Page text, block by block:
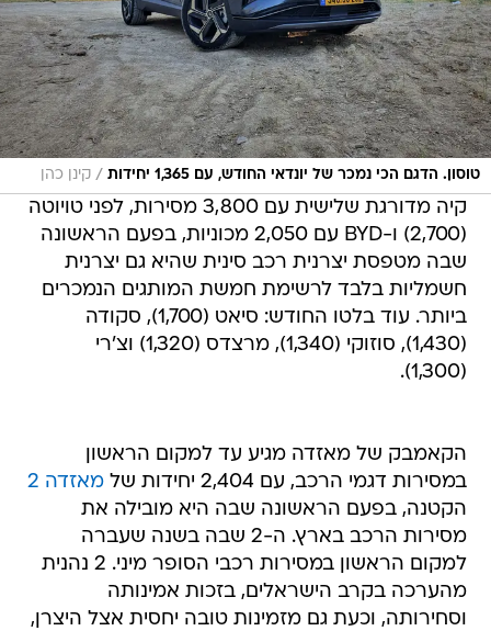
טוסון. הדגם הכי נמכר של יונדאי החודש, עם 1,365 יחידות / קינן כהן
קיה מדורגת שלישית עם 3,800 מסירות, לפני טויוטה
(2,700) ו-BYD עם 2,050 מכוניות, בפעם הראשונה
שבה מטפסת יצרנית רכב סינית שהיא גם יצרנית
חשמליות בלבד לרשימת חמשת המותגים הנמכרים
ביותר. עוד בלטו החודש: סיאט (1,700), סקודה
(1,430), סוזוקי (1,340), מרצדס (1,320) וצ'רי
(1,300).
הקאמבק של מאזדה מגיע עד למקום הראשון
במסירות דגמי הרכב, עם 2,404 יחידות של
מאזדה 2
הקטנה, בפעם הראשונה שבה היא מובילה את
מסירות הרכב בארץ. ה-2 שבה בשנה שעברה
למקום הראשון במסירות רכבי הסופר מיני. 2 נהנית
מהערכה בקרב הישראלים, בזכות אמינותה
וסחירותה, וכעת גם מזמינות טובה יחסית אצל היצרן,